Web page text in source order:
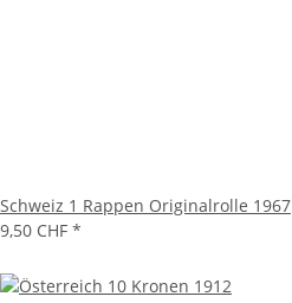
Schweiz 1 Rappen Originalrolle 1967
9,50 CHF *